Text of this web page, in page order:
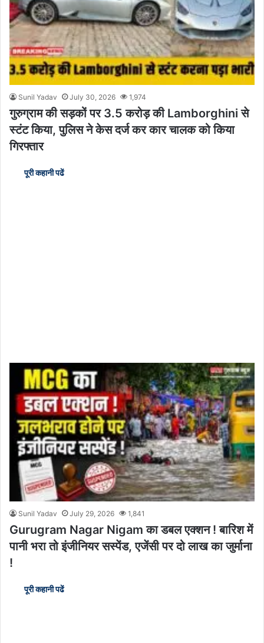
Sunil Yadav July 30, 2026 1,974
गुरुग्राम की सड़कों पर 3.5 करोड़ की Lamborghini से
स्टंट किया, पुलिस ने केस दर्ज कर कार चालक को किया
गिरफ्तार
पूरी कहानी पढें
Sunil Yadav July 29, 2026 1,841
Gurugram Nagar Nigam का डबल एक्शन ! बारिश में
पानी भरा तो इंजीनियर सस्पेंड, एजेंसी पर दो लाख का जुर्माना
!
पूरी कहानी पढें